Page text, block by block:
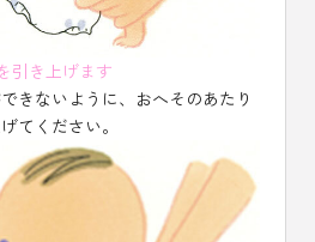
引き上げます
きないように、おへそのあたり
てください。